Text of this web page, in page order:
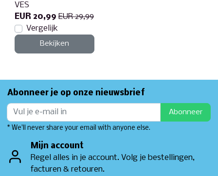
VES
EUR 20,99 EUR 29,99
Vergelijk
Bekijken
Abonneer je op onze nieuwsbrief
Abonneer
* We'll never share your email with anyone else.
Mijn account
Regel alles in je account. Volg je bestellingen,
facturen & retouren.